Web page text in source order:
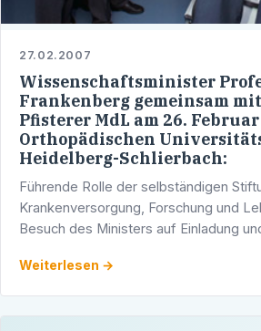
27.02.2007
Wissenschaftsminister
Frankenberg gemeinsam
Pfisterer MdL am 26.
Orthopädischen
Heidelberg-Schlierbach:
Führende Rolle der selbständigen
Krankenversorgung, Forschung und
Besuch des Ministers auf Einladung
Weiterlesen →